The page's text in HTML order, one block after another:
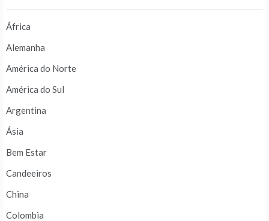
África
Alemanha
América do Norte
América do Sul
Argentina
Ásia
Bem Estar
Candeeiros
China
Colombia